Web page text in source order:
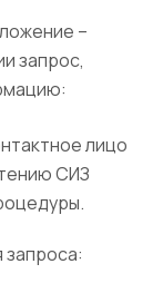
–
запрос,
лицо
СИЗ
запроса: